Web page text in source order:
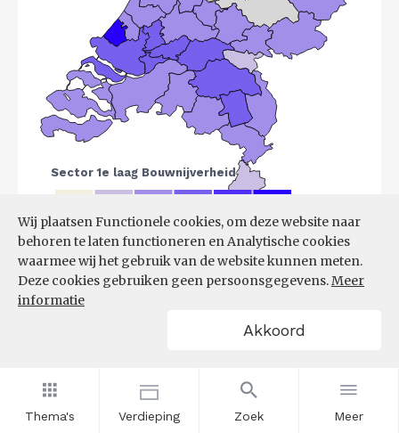
Thema's Verdieping Zoek Meer
Wij plaatsen Functionele cookies, om deze website naar
behoren te laten functioneren en Analytische cookies
waarmee wij het gebruik van de website kunnen meten.
Deze cookies gebruiken geen persoonsgegevens.Meer
informatie
Akkoord
Bron: LISA
VESTIGINGEN PER
GROOTTEKLASSE PER 10.000